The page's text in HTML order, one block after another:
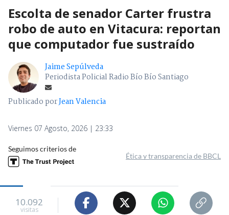
Escolta de senador Carter frustra
robo de auto en Vitacura: reportan
que computador fue sustraído
Jaime Sepúlveda
Periodista Policial Radio Bío Bío Santiago
Publicado porJean Valencia
Viernes 07 Agosto, 2026 | 23:33
Seguimos criterios de
Ética y transparencia de BBCL
10.092
visitas